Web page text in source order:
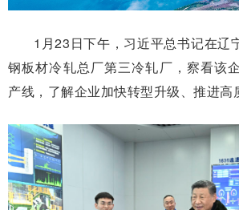
1月23日下午，习近平总书记在辽
钢板材冷轧总厂第三冷轧厂，察看该
产线，了解企业加快转型升级、推进高